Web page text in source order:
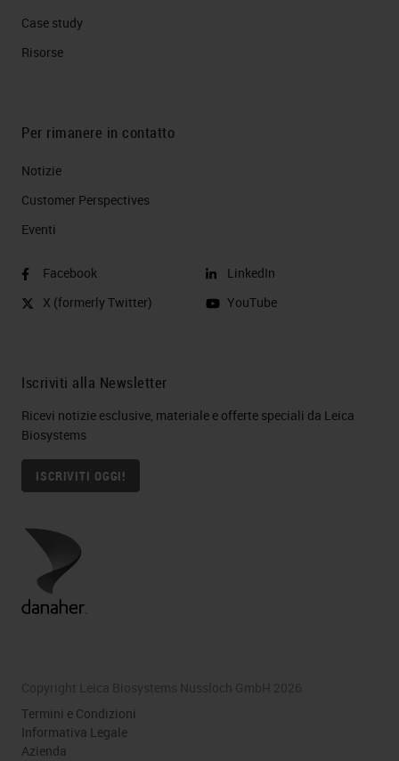
Case study
Risorse
Per rimanere in contatto
Notizie
Customer Perspectives​
Eventi
Facebook
X (formerly Twitter)
LinkedIn
YouTube
Iscriviti alla Newsletter
Ricevi notizie esclusive, materiale e offerte speciali da Leica
Biosystems
ISCRIVITI OGGI!
Copyright Leica Biosystems Nussloch GmbH 2026
Termini e Condizioni
Informativa Legale
Azienda